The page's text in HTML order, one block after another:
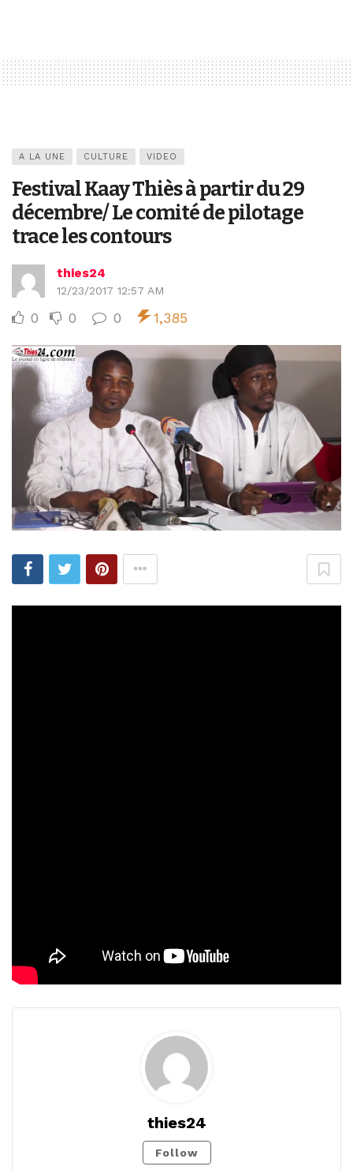
A LA UNE CULTURE VIDEO
Festival Kaay Thiès à partir du 29
décembre/ Le comité de pilotage
trace les contours
thies24
12/23/2017 12:57 AM
0 0 0 1,385
thies24
Follow